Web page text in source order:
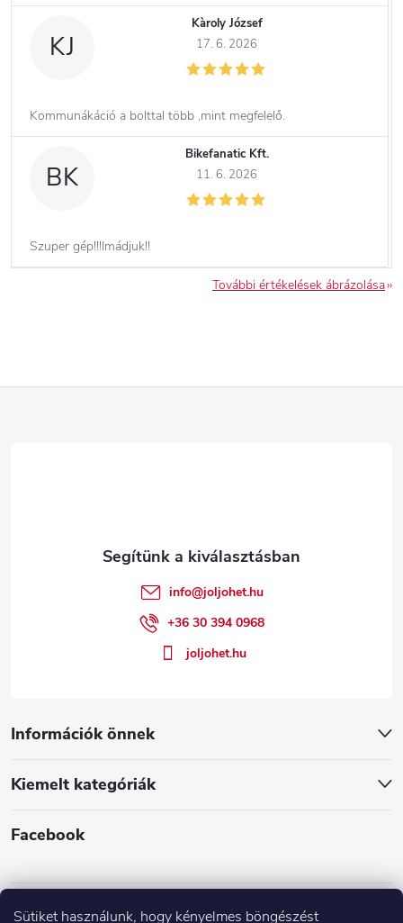
Sütiket használunk, hogy kényelmes böngészést
KJ
Kàroly József
17. 6. 2026
Kommunákáció a bolttal több ,mint megfelelő.
BK
Bikefanatic Kft.
11. 6. 2026
Szuper gép!!!Imádjuk!!
További értékelések ábrázolása
Információk önnek
Kiemelt kategóriák
Facebook
info@joljohet.hu
+36 30 394 0968
joljohet.hu